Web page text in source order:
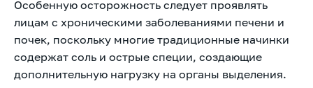
Особенную осторожность следует проявлять
лицам с хроническими заболеваниями печени и
почек, поскольку многие традиционные начинки
содержат соль и острые специи, создающие
дополнительную нагрузку на органы выделения.